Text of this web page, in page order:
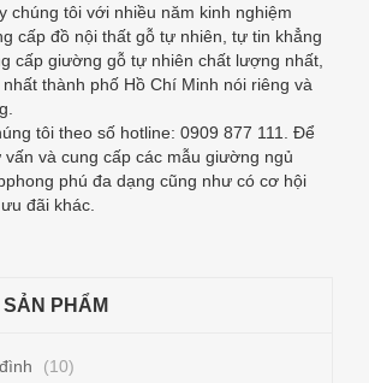
chúng tôi với nhiều năm kinh nghiệm
cấp đồ nội thất gỗ tự nhiên, tự tin khẳng
cấp giường gỗ tự nhiên chất lượng nhất,
thành phố Hồ Chí Minh nói riêng và
tôi theo số hotline: 0909 877 111. Để
và cung cấp các mẫu giường ngủ
phú đa dạng cũng như có cơ hội
đãi khác.
PHẨM
(10)